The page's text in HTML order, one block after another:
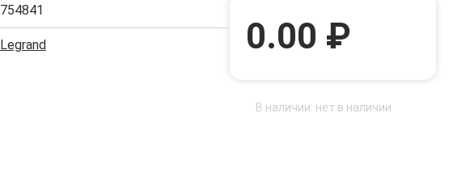
754841
Legrand 0.00 ₽
В наличии: нет в наличии